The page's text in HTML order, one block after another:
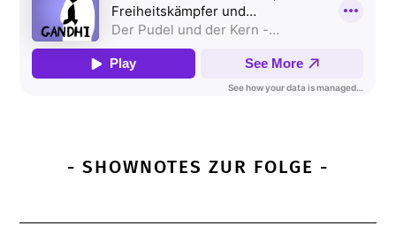
- SHOWNOTES ZUR FOLGE -